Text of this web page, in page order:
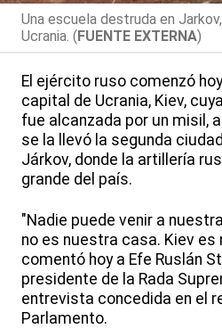
Una escuela destruda en
Ucrania. (FUENTE EXTERNA)
El ejército ruso comenzó
capital de Ucrania, Kiev, cuya
fue alcanzada por un misil,
se la llevó la segunda
Járkov, donde la artillería
grande del país.
"Nadie puede venir a
no es nuestra casa. Kiev es
comentó hoy a Efe Ruslán
presidente de la Rada
entrevista concedida en el
Parlamento.